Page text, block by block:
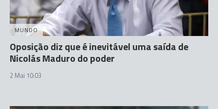
MUNDO
Oposição diz que é inevitável uma saída de
Nicolás Maduro do poder
2 Mai 10:03